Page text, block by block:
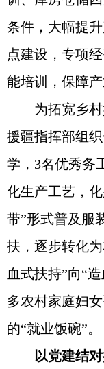
条件，大幅提
点建设，专项
能培训，保障产
为拓宽乡村
援疆指挥部组
学，3名优秀务
化生产工艺，
带”形式普及服
扶，逐步转化
血式扶持”向“
多农村家庭妇
的“就业饭碗”。
以党建结对